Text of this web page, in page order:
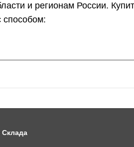
и регионам России.